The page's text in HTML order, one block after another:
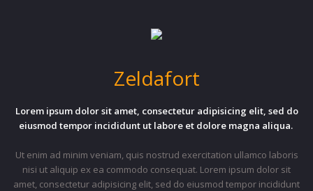
Zeldafort
Lorem ipsum dolor sit amet, consectetur adipisicing elit, sed do
eiusmod tempor incididunt ut labore et dolore magna aliqua.
Ut enim ad minim veniam, quis nostrud exercitation ullamco laboris
nisi ut aliquip ex ea commodo consequat. Lorem ipsum dolor sit
amet, consectetur adipisicing elit, sed do eiusmod tempor incididunt